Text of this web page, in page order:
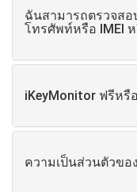
ฉันสามารถตรวจสอ
โทรศัพท์หรือ IMEI
iKeyMonitor ฟรีหรื
ความเป็นส่วนตัวข